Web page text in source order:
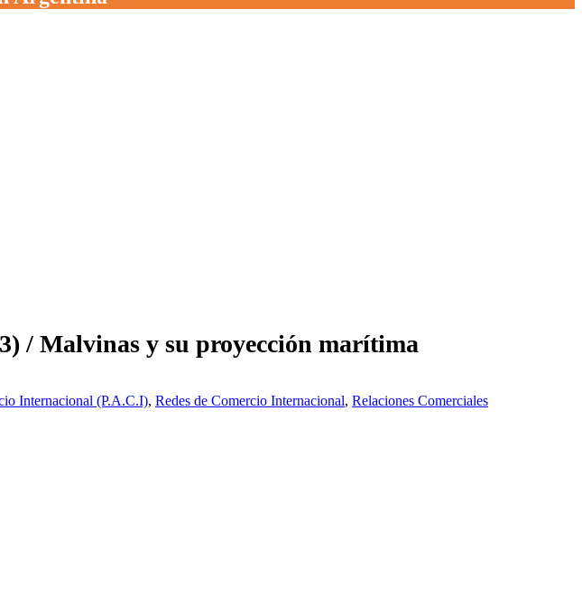
/ Malvinas y su proyección marítima
Internacional (P.A.C.I), Redes de Comercio Internacional, Relaciones Comerciales